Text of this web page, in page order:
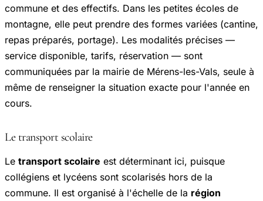
commune et des effectifs. Dans les petites écoles de
montagne, elle peut prendre des formes variées (cantine,
repas préparés, portage). Les modalités précises —
service disponible, tarifs, réservation — sont
communiquées par la mairie de Mérens-les-Vals, seule à
même de renseigner la situation exacte pour l'année en
cours.
Le transport scolaire
Le transport scolaire est déterminant ici, puisque
collégiens et lycéens sont scolarisés hors de la
commune. Il est organisé à l'échelle de la région